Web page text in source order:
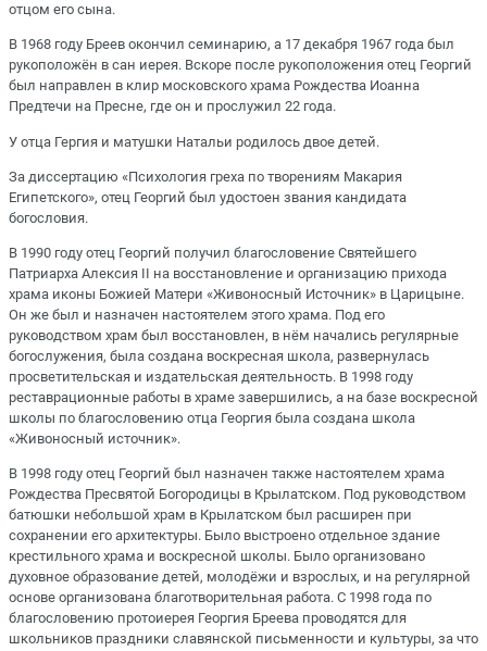
отцом его сына.
В 1968 году Бреев окончил семинарию, а 17 декабря 1967 года был
рукоположён в сан иерея. Вскоре после рукоположения отец Георгий
был направлен в клир московского храма Рождества Иоанна
Предтечи на Пресне, где он и прослужил 22 года.
У отца Гергия и матушки Натальи родилось двое детей.
За диссертацию «Психология греха по творениям Макария
Египетского», отец Георгий был удостоен звания кандидата
богословия.
В 1990 году отец Георгий получил благословение Святейшего
Патриарха Алексия II на восстановление и организацию прихода
храма иконы Божией Матери «Живоносный Источник» в Царицыне.
Он же был и назначен настоятелем этого храма. Под его
руководством храм был восстановлен, в нём начались регулярные
богослужения, была создана воскресная школа, развернулась
просветительская и издательская деятельность. В 1998 году
реставрационные работы в храме завершились, а на базе воскресной
школы по благословению отца Георгия была создана школа
«Живоносный источник».
В 1998 году отец Георгий был назначен также настоятелем храма
Рождества Пресвятой Богородицы в Крылатском. Под руководством
батюшки небольшой храм в Крылатском был расширен при
сохранении его архитектуры. Было выстроено отдельное здание
крестильного храма и воскресной школы. Было организовано
духовное образование детей, молодёжи и взрослых, и на регулярной
основе организована благотворительная работа. С 1998 года по
благословению протоиерея Георгия Бреева проводятся для
школьников праздники славянской письменности и культуры, за что